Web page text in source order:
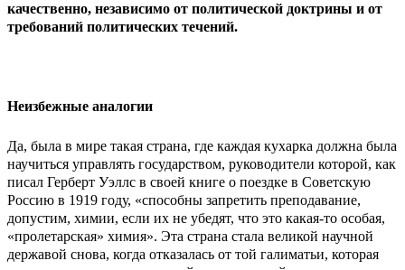
качественно, независимо от политической доктрины и от
требований политических течений.
Неизбежные аналогии
Да, была в мире такая страна, где каждая кухарка должна была
научиться управлять государством, руководители которой, как
писал Герберт Уэллс в своей книге о поездке в Советскую
Россию в 1919 году, «способны запретить преподавание,
допустим, химии, если их не убедят, что это какая-то особая,
«пролетарская» химия». Эта страна стала великой научной
державой снова, когда отказалась от той галиматьи, которая